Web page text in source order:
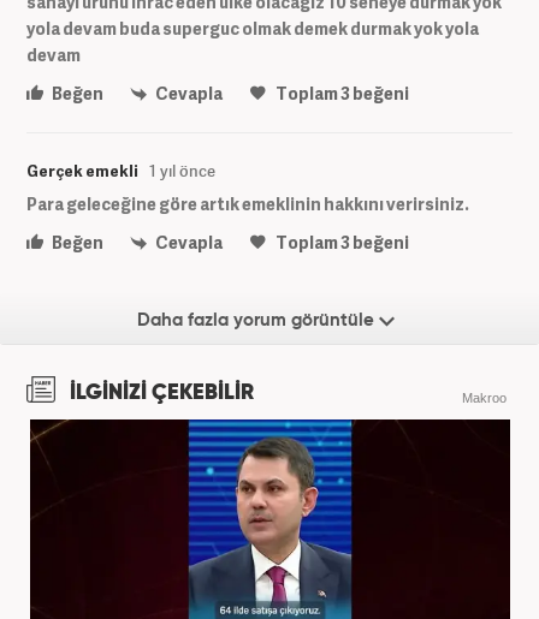
yola devam buda superguc olmak demek durmak yok yola
devam
Beğen
Cevapla Toplam3beğeni
Gerçek emekli 1 yıl önce
Para geleceğine göre artık emeklinin hakkını verirsiniz.
Beğen
Cevapla Toplam3beğeni
Daha fazla yorum görüntüle
İLGİNİZİ ÇEKEBİLİR Makroo